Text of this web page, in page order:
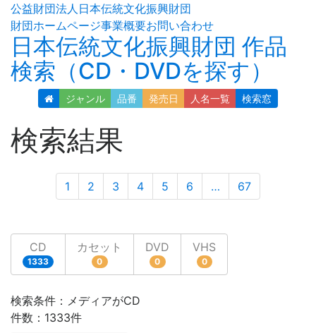
公益財団法人日本伝統文化振興財団
財団ホームページ事業概要お問い合わせ
日本伝統文化振興財団 作品
検索（CD・DVDを探す）
ジャンル 品番 発売日 人名一覧 検索窓
検索結果
1 2 3 4 5 6 … 67
CD
1333
カセット
0
DVD
0
VHS
0
検索条件：メディアがCD
件数：1333件